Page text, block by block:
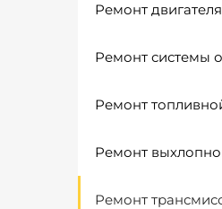
Ремонт двигателя
Ремонт системы
Ремонт
Ремонт
Ремонт